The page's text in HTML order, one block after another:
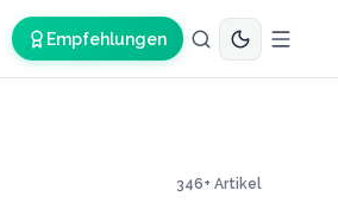
Empfehlungen
346+ Artikel